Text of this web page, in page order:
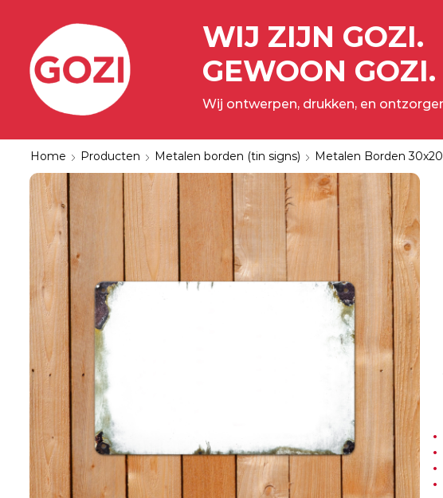
WIJ ZIJN GOZI.
GEWOON GOZI.
Wij ontwerpen, drukken, en
Home Producten Metalen borden (tin signs) Metalen Borden 30x20